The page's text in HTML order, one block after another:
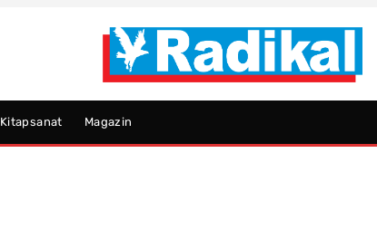
Kitapsanat Magazin